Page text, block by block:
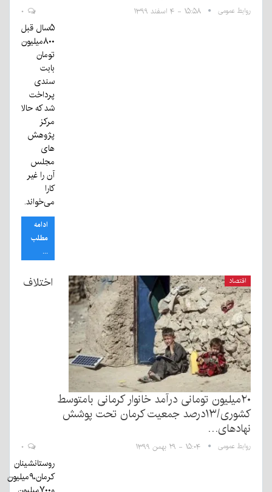
روابط عمومی ۱۵:۵۸ - ۴ اسفند ۱۳۹۹
۵سال قبل
۸۰۰میلیون
تومان
بابت
سندی
پرداخت
شد که حالا
مرکز
پژوهش
های
مجلس
آن را غیر
کارا
می‌خواند.
ادامه
مطلب
...
اقتصاد اختلاف
۲۰میلیون تومانی درآمد خانوار کرمانی بامتوسط
کشوری/۱۳درصد جمعیت کرمان تحت پوشش
نهادهای…
روابط عمومی ۱۵:۰۴ - ۲۹ بهمن ۱۳۹۹
روستانشینان
کرمان،۹میلیون